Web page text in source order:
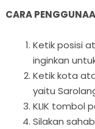
CARA
Ketik posisi
inginkan
Ketik kota
yaitu
KLIK tombol
Silakan